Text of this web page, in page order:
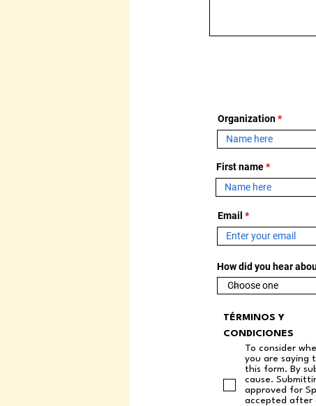
Organization
First name
Email
How did you hear
TÉRMINOS Y
CONDICIONES
To consider
you are saying
this form. By
cause.
approved for
accepted after